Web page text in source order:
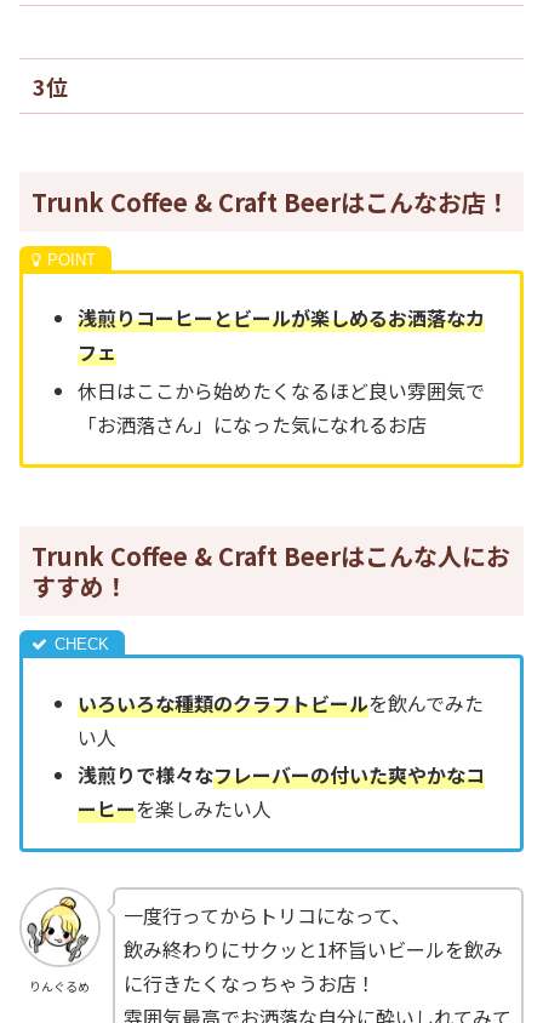
3位
Trunk Coffee & Craft Beerはこんなお店！
浅煎りコーヒーとビールが楽しめるお洒落なカ
フェ
休日はここから始めたくなるほど良い雰囲気で
「お洒落さん」になった気になれるお店
Trunk Coffee & Craft Beerはこんな人にお
すすめ！
いろいろな種類のクラフトビールを飲んでみた
い人
浅煎りで様々なフレーバーの付いた爽やかなコ
ーヒーを楽しみたい人
りんぐるめ
一度行ってからトリコになって、
飲み終わりにサクッと1杯旨いビールを飲み
に行きたくなっちゃうお店！
雰囲気最高でお洒落な自分に酔いしれてみて